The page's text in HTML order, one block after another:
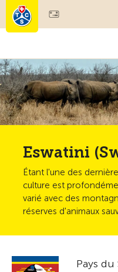
Membres & prestations
Tests, sécurité & santé
Eswatini
Étant l'une des
culture est
varié avec des
réserves d'animaux
Pays